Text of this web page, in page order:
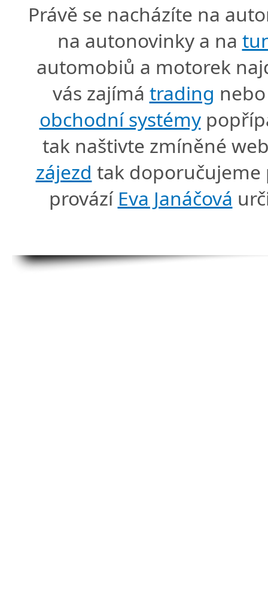
Právě se nacházíte na
na autonovinky a na
automobiů a motorek
vás zajímá trading
obchodní systémy
tak naštivte zmíněné
zájezd tak doporučujeme
provází Eva Janáčová